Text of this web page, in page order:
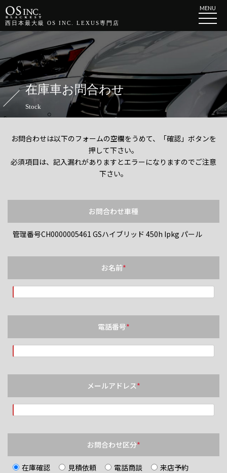
西日本最大級 OS INC. LEXUS専門店
MENU
在庫車お問合わせ
Stock
お問合わせは以下のフォームの空欄をうめて、「確認」ボタンを
押して下さい。
必須項目は、記入漏れがありますとエラーになりますのでご注意
下さい。
お問合わせ車種
管理番号CH0000005461 GSハイブリッド 450h Ipkg パール
お名前*
電話番号*
メールアドレス*
お問合わせ区分*
在庫確認 見積依頼 電話商談
来店予約